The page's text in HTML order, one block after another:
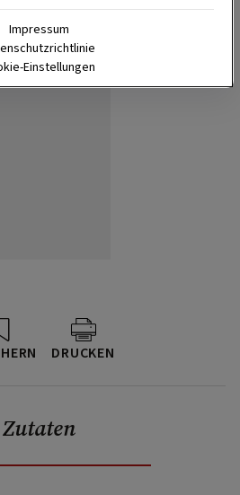
DRUCKEN
Zutaten
Impressum
Einstellungen